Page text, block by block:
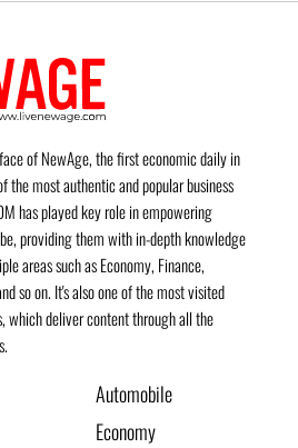
of NewAge, the first economic daily in
the most authentic and popular business
has played key role in empowering
providing them with in-depth knowledge
areas such as Economy, Finance,
so on. It's also one of the most visited
which deliver content through all the
Automobile
Economy